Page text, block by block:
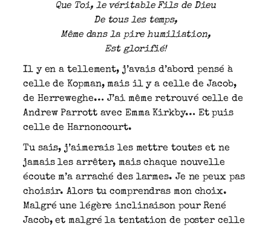
Que Toi, le véritable Fils de Dieu
De tous les temps,
Même dans la pire humiliation,
Est glorifié!
Il y en a tellement, j’avais d’abord pensé à
celle de Kopman, mais il y a celle de Jacob,
de Herreweghe… J’ai même retrouvé celle de
Andrew Parrott avec Emma Kirkby… Et puis
celle de Harnoncourt.
Tu sais, j’aimerais les mettre toutes et ne
jamais les arrêter, mais chaque nouvelle
écoute m’a arraché des larmes. Je ne peux pas
choisir. Alors tu comprendras mon choix.
Malgré une légère inclinaison pour René
Jacob, et malgré la tentation de poster celle